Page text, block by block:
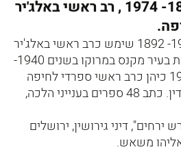
רב משאש יוסף 1892- 1974 , רב ראשי באלג'יר
משאש (משש) יוסף 1974- 1892 שימש כרב ראשי באלג'יר
1924- 1940 וכיהן ברבנות בעיר מקנס במרוקו בשנים 1940-
1963. בשנים 1963- 1974 כיהן כרב ראשי ספרדי לחיפה
והמחוז ושימש כאב בית דין. כתב 48 ספרים בענייני הלכה,
דיני גירושין, ירושלים
משאש.